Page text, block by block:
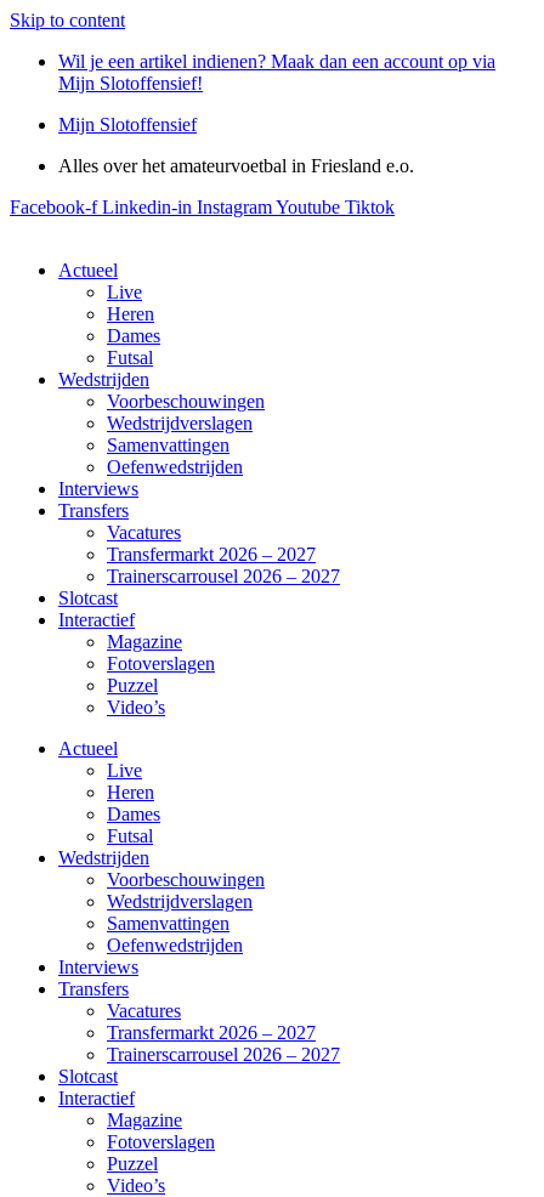
Skip to content
Wil je een artikel indienen? Maak dan een account op via
Mijn Slotoffensief!
Mijn Slotoffensief
Alles over het amateurvoetbal in Friesland e.o.
Facebook-f Linkedin-in InstagramYoutube Tiktok
Actueel
Live
Heren
Dames
Futsal
Wedstrijden
Voorbeschouwingen
Wedstrijdverslagen
Samenvattingen
Oefenwedstrijden
Interviews
Transfers
Vacatures
Transfermarkt 2026 – 2027
Trainerscarrousel 2026 – 2027
Slotcast
Interactief
Magazine
Fotoverslagen
Puzzel
Video’s
Actueel
Live
Heren
Dames
Futsal
Wedstrijden
Voorbeschouwingen
Wedstrijdverslagen
Samenvattingen
Oefenwedstrijden
Interviews
Transfers
Vacatures
Transfermarkt 2026 – 2027
Trainerscarrousel 2026 – 2027
Slotcast
Interactief
Magazine
Fotoverslagen
Puzzel
Video’s